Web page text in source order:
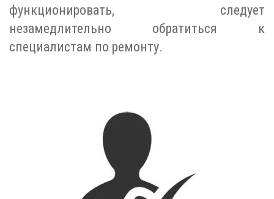
функционировать, следует
незамедлительно обратиться к
специалистам по ремонту.